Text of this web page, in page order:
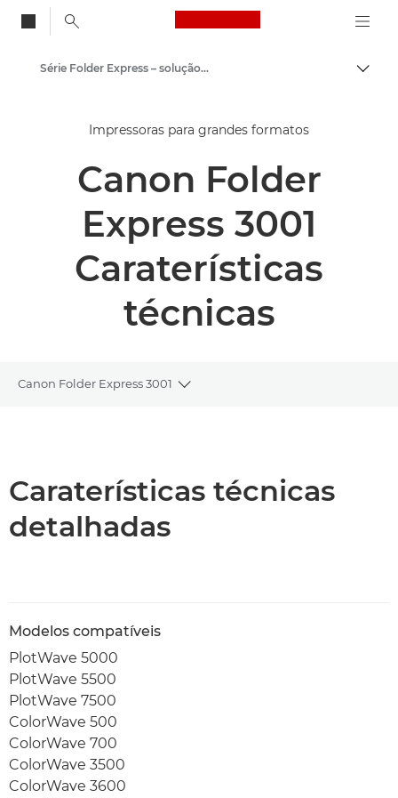
Canon Logo, back
Soluções e serviços
Produtos empresariais
Série Folder Express – solução de dobragem completa totalmente integrada
Impressoras para grandes formatos
Canon Folder
Express 3001
Caraterísticas
técnicas
Canon Folder Express 3001
Toggle breadcrumbs
Caraterísticas técnicas
detalhadas
Modelos compatíveis
PlotWave 5000
PlotWave 5500
PlotWave 7500
ColorWave 500
ColorWave 700
ColorWave 3500
ColorWave 3600